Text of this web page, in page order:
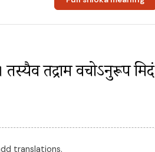
तस्यैव तद्राम वचोऽनुरूप मिदं
translations.